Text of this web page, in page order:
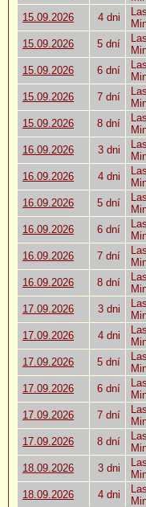
15.09.2026
4 dni
15.09.2026
5 dní
15.09.2026
6 dní
15.09.2026
7 dní
15.09.2026
8 dní
16.09.2026
3 dni
16.09.2026
4 dni
16.09.2026
5 dní
16.09.2026
6 dní
16.09.2026
7 dní
16.09.2026
8 dní
17.09.2026
3 dni
17.09.2026
4 dni
17.09.2026
5 dní
17.09.2026
6 dní
17.09.2026
7 dní
17.09.2026
8 dní
18.09.2026
3 dni
18.09.2026
4 dni